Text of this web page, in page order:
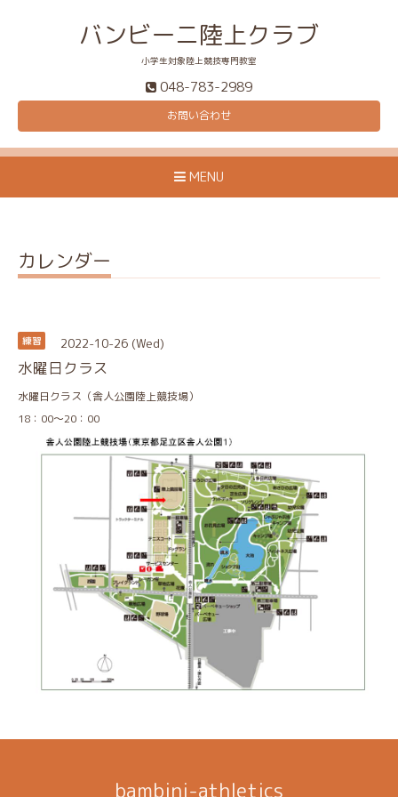
バンビーニ陸上クラブ
小学生対象陸上競技専門教室
048-783-2989
お問い合わせ
MENU
カレンダー
練習 2022-10-26 (Wed)
水曜日クラス
水曜日クラス（舎人公園陸上競技場）
18：00～20：00
bambini-athletics